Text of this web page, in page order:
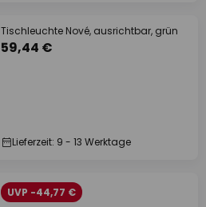
Tischleuchte Nové, ausrichtbar, grün
59,44 €
Lieferzeit: 9 - 13 Werktage
UVP -44,77 €